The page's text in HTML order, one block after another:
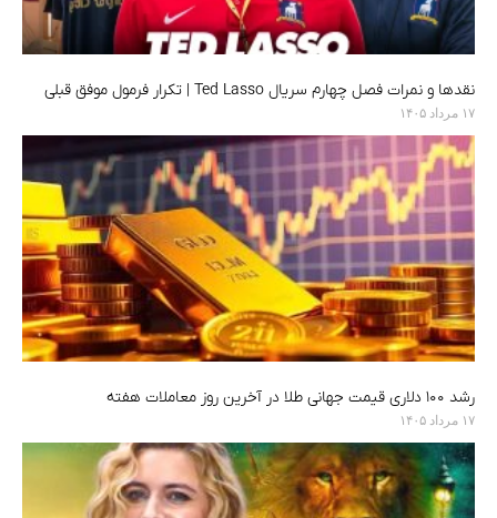
نقدها و نمرات فصل چهارم سریال Ted Lasso | تکرار فرمول موفق قبلی
۱۷ مرداد ۱۴۰۵
رشد ۱۰۰ دلاری قیمت جهانی طلا در آخرین روز معاملات هفته
۱۷ مرداد ۱۴۰۵